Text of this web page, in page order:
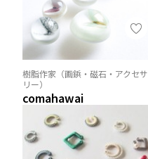
樹脂作家（画鋲・磁石・アクセサ
リー）
comahawai